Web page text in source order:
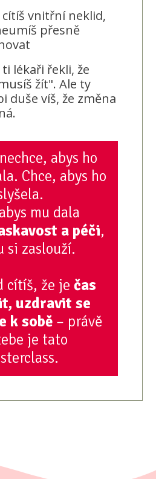
cítíš vnitřní neklid,
přesně
lékaři řekli, že
žít". Ale ty
duše víš, že změna
nechce, abys ho
Chce, abys ho
mu dala
a péči,
si zaslouží.
cítíš, že je čas
uzdravit se
k sobě– právě
je tato